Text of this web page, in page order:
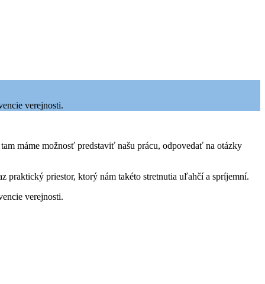
verejnosti.
máme možnosť predstaviť našu prácu, odpovedať na otázky
praktický priestor, ktorý nám takéto stretnutia uľahčí a spríjemní.
verejnosti.